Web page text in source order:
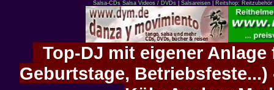
Salsa-CDs Salsa Videos / DVDs| Salsareisen| Reitshop:
Top-DJ mit eigener
Geburtstage,